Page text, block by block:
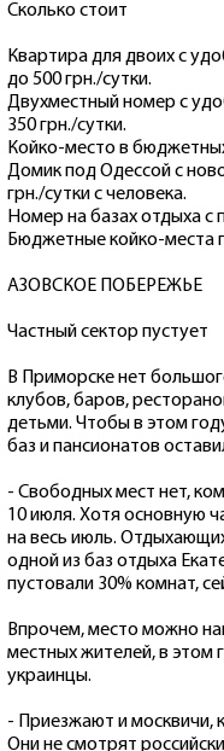
Сколько стоит
Квартира для двоих с
до 500 грн./сутки.
Двухместный номер с
350 грн./сутки.
Койко-место в
Домик под Одессой с
грн./сутки с человека.
Номер на базах отдыха с
Бюджетные койко-места
АЗОВСКОЕ ПОБЕРЕЖЬЕ
Частный сектор пустует
В Приморске нет
клубов, баров,
детьми. Чтобы в этом
баз и пансионатов
- Свободных мест нет,
10 июля. Хотя основную
на весь июль.
одной из баз отдыха
пустовали 30% комнат,
Впрочем, место можно
местных жителей, в этом
украинцы.
- Приезжают и москвичи,
Они не смотрят